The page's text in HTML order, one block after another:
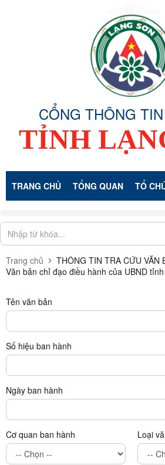
CỔNG THÔNG
TỈNH
TRANG CHỦ TỔNG QUAN TỔ
Trang chủ
THÔNG TIN TRA CỨU VĂN
Văn bản chỉ đạo điều hành của UBND tỉnh
Tên văn bản
Số hiệu ban hành
Ngày ban hành
Cơ quan ban hành Loại